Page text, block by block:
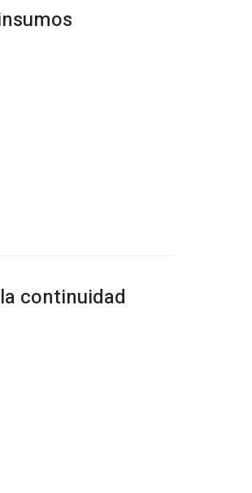
continuidad